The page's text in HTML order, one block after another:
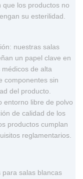
que los productos no
su esterilidad.
nuestras salas
un papel clave en
de alta
componentes sin
del producto.
entorno libre de polvo
de calidad de los
productos cumplan
reglamentarios.
para salas blancas